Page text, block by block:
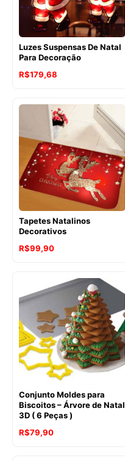
Luzes Suspensas De Natal
Para Decoração
R$179,68
Tapetes Natalinos
Decorativos
R$99,90
Conjunto Moldes para
Biscoitos – Árvore de Natal
3D ( 6 Peças )
R$79,90